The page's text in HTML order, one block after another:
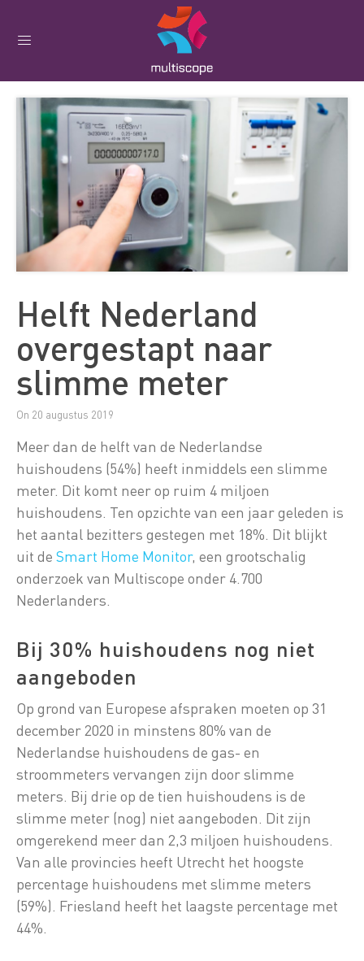
Helft Nederland
overgestapt naar
slimme meter
On 20 augustus 2019
Meer dan de helft van de Nederlandse
huishoudens (54%) heeft inmiddels een slimme
meter. Dit komt neer op ruim 4 miljoen
huishoudens. Ten opzichte van een jaar geleden is
het aantal bezitters gestegen met 18%. Dit blijkt
uit de Smart Home Monitor, een grootschalig
onderzoek van Multiscope onder 4.700
Nederlanders.
Bij 30% huishoudens nog niet
aangeboden
Op grond van Europese afspraken moeten op 31
december 2020 in minstens 80% van de
Nederlandse huishoudens de gas- en
stroommeters vervangen zijn door slimme
meters. Bij drie op de tien huishoudens is de
slimme meter (nog) niet aangeboden. Dit zijn
omgerekend meer dan 2,3 miljoen huishoudens.
Van alle provincies heeft Utrecht het hoogste
percentage huishoudens met slimme meters
(59%). Friesland heeft het laagste percentage met
44%.